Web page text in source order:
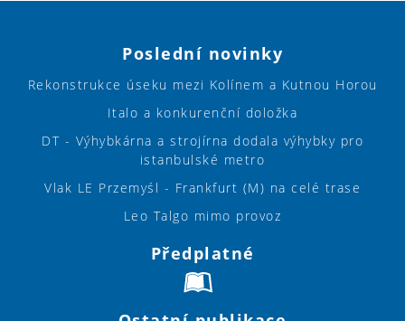
Poslední novinky
Rekonstrukce úseku mezi Kolínem a Kutnou Horou
Italo a konkurenční doložka
DT - Výhybkárna a strojírna dodala výhybky pro
istanbulské metro
Vlak LE Przemyśl - Frankfurt (M) na celé trase
Leo Talgo mimo provoz
Předplatné